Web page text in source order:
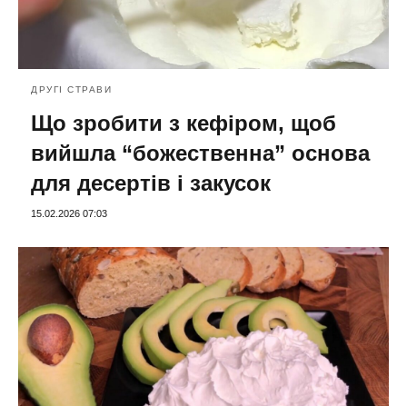
ДРУГІ СТРАВИ
Що зробити з кефіром, щоб
вийшла “божественна” основа
для десертів і закусок
15.02.2026 07:03